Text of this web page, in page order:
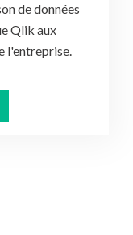
de données
Qlik aux